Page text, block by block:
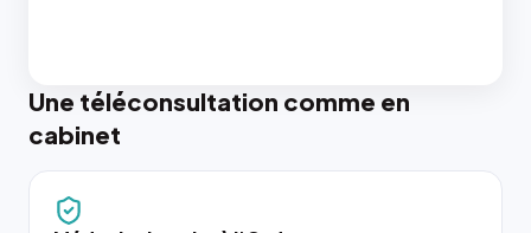
Une téléconsultation comme en
cabinet